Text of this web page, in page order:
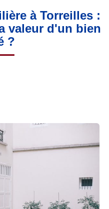
VENDUS
à Torreilles :
valeur d'un bien
?